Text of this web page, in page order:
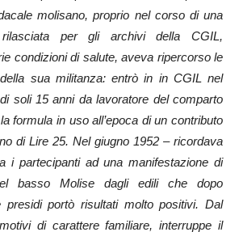
molisano, proprio nel corso di una
rilasciata per gli archivi della CGIL,
condizioni di salute, aveva ripercorso le
sua militanza: entrò in in CGIL nel
soli 15 anni da lavoratore del comparto
formula in uso all’epoca di un contributo
di Lire 25. Nel giugno 1952 – ricordava
i partecipanti ad una manifestazione di
basso Molise dagli edili che dopo
portò risultati molto positivi. Dal
di carattere familiare, interruppe il